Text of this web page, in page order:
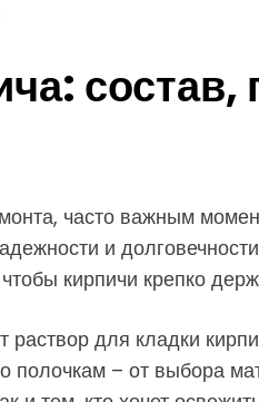
часто важным
и
кирпичи крепко
раствор для кладки
– от выбора